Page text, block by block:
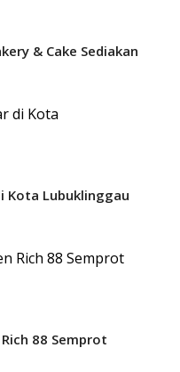
& Cake Sediakan
Kota Lubuklinggau
88 Semprot